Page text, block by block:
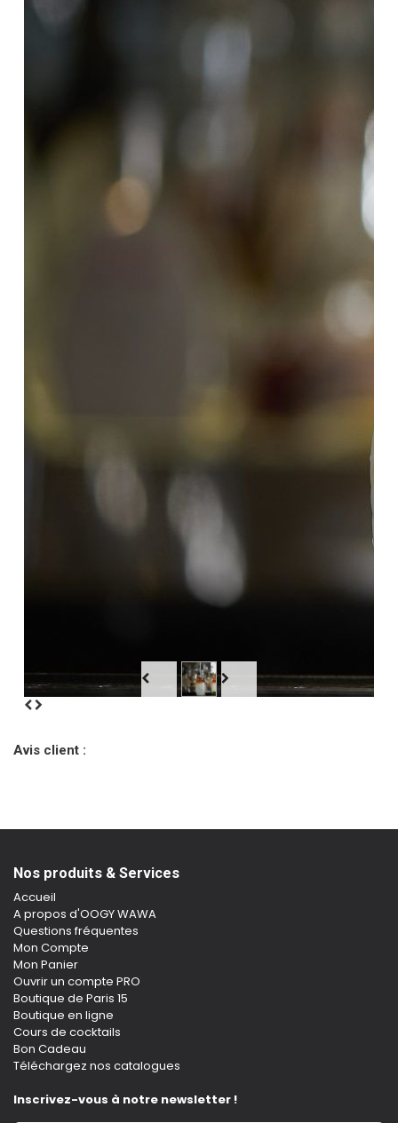
Avis client :
Nos produits & Services
Accueil
A propos d'OOGY WAWA
Questions fréquentes
Mon Compte
Mon Panier
Ouvrir un compte PRO
Boutique de Paris 15
Boutique en ligne
Cours de cocktails
Bon Cadeau
Téléchargez nos catalogues
Inscrivez-vous à notre newsletter !